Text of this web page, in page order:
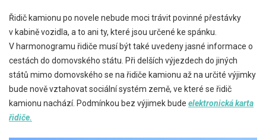
Řidič kamionu po novele nebude moci trávit povinné přestávky
v kabině vozidla, a to ani ty, které jsou určené ke spánku.
V harmonogramu řidiče musí být také uvedeny jasné informace o
cestách do domovského státu. Při delších výjezdech do jiných
států mimo domovského se na řidiče kamionu až na určité výjimky
bude nově vztahovat sociální systém země, ve které se řidič
kamionu nachází. Podmínkou bez výjimek bude elektronická karta
řidiče.